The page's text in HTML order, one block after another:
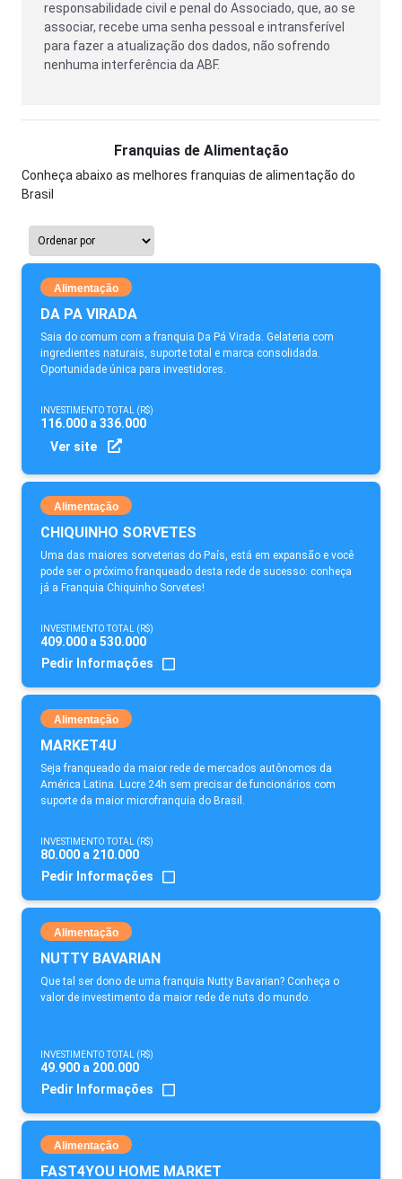
responsabilidade civil e penal do Associado, que, ao se
associar, recebe uma senha pessoal e intransferível
para fazer a atualização dos dados, não sofrendo
nenhuma interferência da ABF.
Franquias de Alimentação
Conheça abaixo as melhores franquias de alimentação do
Brasil
Alimentação
DA PA VIRADA
Saia do comum com a franquia Da Pá Virada. Gelateria com
ingredientes naturais, suporte total e marca consolidada.
Oportunidade única para investidores.
INVESTIMENTO TOTAL (R$)
116.000 a 336.000
Ver site
Alimentação
CHIQUINHO SORVETES
Uma das maiores sorveterias do País, está em expansão e você
pode ser o próximo franqueado desta rede de sucesso: conheça
já a Franquia Chiquinho Sorvetes!
INVESTIMENTO TOTAL (R$)
409.000 a 530.000
Pedir Informações
Alimentação
MARKET4U
Seja franqueado da maior rede de mercados autônomos da
América Latina. Lucre 24h sem precisar de funcionários com
suporte da maior microfranquia do Brasil.
INVESTIMENTO TOTAL (R$)
80.000 a 210.000
Pedir Informações
Alimentação
NUTTY BAVARIAN
Que tal ser dono de uma franquia Nutty Bavarian? Conheça o
valor de investimento da maior rede de nuts do mundo.
INVESTIMENTO TOTAL (R$)
49.900 a 200.000
Pedir Informações
Alimentação
FAST4YOU HOME MARKET